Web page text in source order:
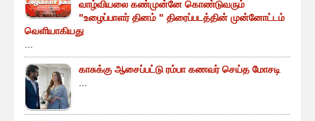
வாழ்வியலை கண்முன்னே கொண்டுவரும்
"உழைப்பாளர் தினம் " திரைப்படத்தின் முன்னோட்டம்
வெளியாகியது
காசுக்கு ஆசைப்பட்டு ரம்பா கணவர் செய்த மோசடி